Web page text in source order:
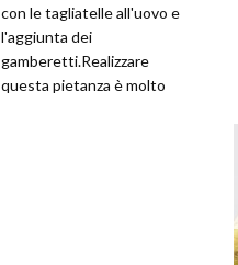
con le tagliatelle all'uovo e
l'aggiunta dei
gamberetti.Realizzare
questa pietanza è molto